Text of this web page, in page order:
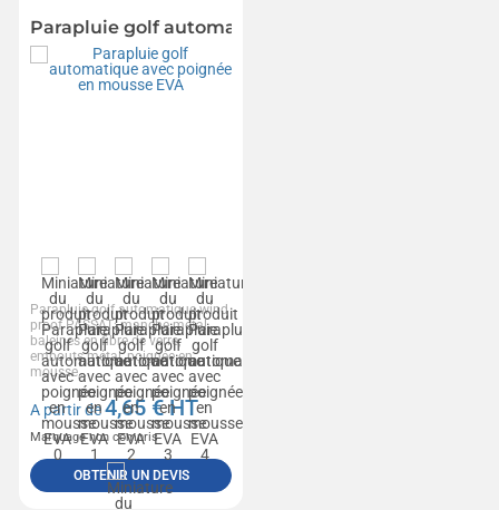
Parapluie golf automatique avec poignée en
Parapluie golf automatique wind
proof PASSAT: manche métal,
baleines en fibre de verre,
embouts métal, poignée en
mousse,...
A partir de4,65 € HT
Marquage non compris
OBTENIR UN DEVIS